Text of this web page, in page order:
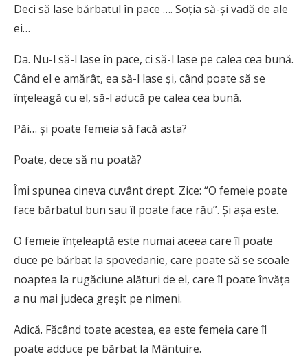
Deci să lase bărbatul în pace …. Soţia să-şi vadă de ale
ei…
Da. Nu-l să-l lase în pace, ci să-l lase pe calea cea bună.
Când el e amărât, ea să-l lase şi, când poate să se
înţeleagă cu el, să-l aducă pe calea cea bună.
Păi… şi poate femeia să facă asta?
Poate, dece să nu poată?
Îmi spunea cineva cuvânt drept. Zice: “O femeie poate
face bărbatul bun sau îl poate face rău”. Şi aşa este.
O femeie înţeleaptă este numai aceea care îl poate
duce pe bărbat la spovedanie, care poate să se scoale
noaptea la rugăciune alături de el, care îl poate învăţa
a nu mai judeca greşit pe nimeni.
Adică. Făcând toate acestea, ea este femeia care îl
poate adduce pe bărbat la Mântuire.